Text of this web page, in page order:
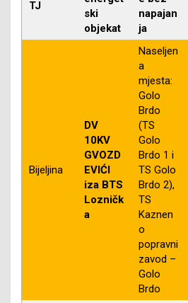
TJ
ski
objekat
napajan
ja
Bijeljina
DV
10KV
GVOZD
EVIĆI
iza BTS
Lozničk
a
Naseljen
a
mjesta:
Golo
Brdo
(TS
Golo
Brdo 1 i
TS Golo
Brdo 2),
TS
Kaznen
o
popravni
zavod –
Golo
Brdo